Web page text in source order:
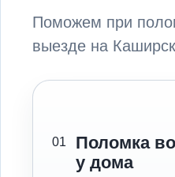
Поможем при
выезде на
01
Поломка
у дома